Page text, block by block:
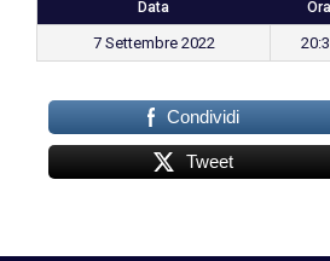
Data Ora
7 Settembre 2022
Condividi
Tweet